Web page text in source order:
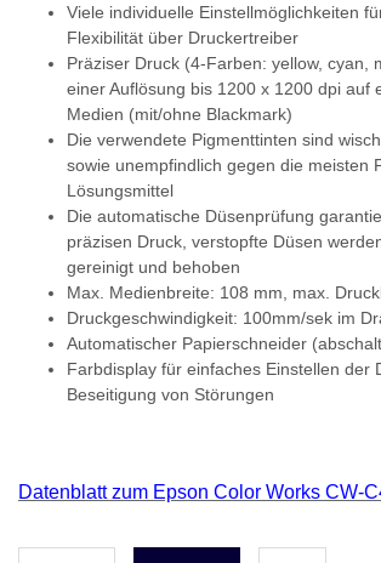
Viele individuelle Einstellmöglichkeiten
Flexibilität über Druckertreiber
Präziser Druck (4-Farben: yellow, cyan,
einer Auflösung bis 1200 x 1200 dpi auf
Medien (mit/ohne Blackmark)
Die verwendete Pigmenttinten sind
sowie unempfindlich gegen die meisten
Lösungsmittel
Die automatische Düsenprüfung
präzisen Druck, verstopfte Düsen
gereinigt und behoben
Max. Medienbreite: 108 mm, max.
Druckgeschwindigkeit: 100mm/sek im
Automatischer Papierschneider
Farbdisplay für einfaches Einstellen der
Beseitigung von Störungen
Datenblatt zum Epson Color Works CW-